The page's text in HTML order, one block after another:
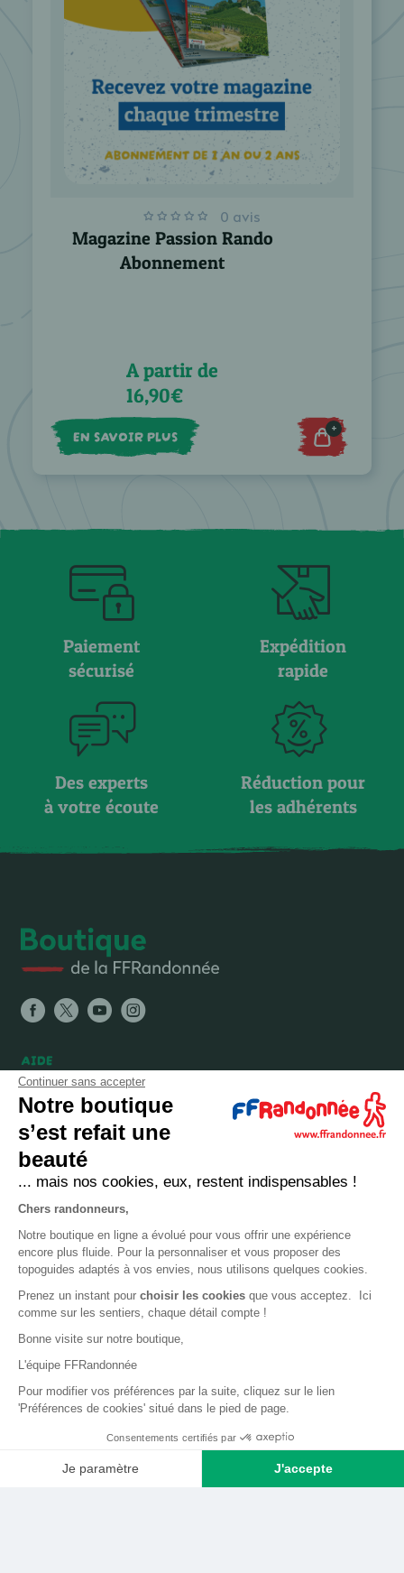
0 avis
Magazine Passion Rando
Abonnement
A partir de
16,90€
EN SAVOIR PLUS +
Paiement
sécurisé
Expédition
rapide
Des experts
à votre écoute
Réduction pour
les adhérents
AIDE
FAQ
Expéditions, livraisons et retours
Nous contacter
Qui sommes-nous ?
Comment devenir adhérent ?
CGV et politique de confidentialité
Cookies
LA FÉDÉRATION
Faire un don
Continuer sans accepter
Notre boutique
s’est refait une
beauté
... mais nos cookies, eux, restent indispensables !
Chers randonneurs,
Notre boutique en ligne a évolué pour vous offrir une expérience
encore plus fluide. Pour la personnaliser et vous proposer des
topoguides adaptés à vos envies, nous utilisons quelques cookies.
Prenez un instant pour choisir les cookies que vous acceptez. Ici
comme sur les sentiers, chaque détail compte !
Bonne visite sur notre boutique,
L'équipe FFRandonnée
Pour modifier vos préférences par la suite, cliquez sur le lien
'Préférences de cookies' situé dans le pied de page.
Consentements certifiés par
Je paramètre J'accepte